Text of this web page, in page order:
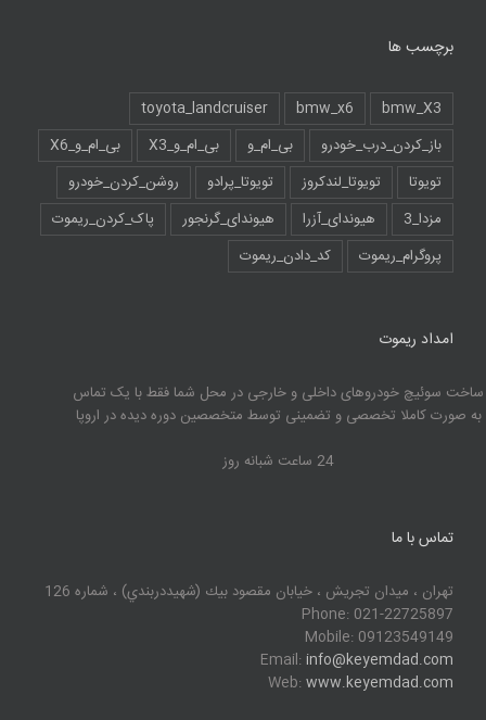
برچسب ها
bmw_X3
bmw_x6
toyota_landcruiser
باز_کردن_درب_خودرو
بی_ام_و بی_ام_و_X3
بی_ام_و_X6
تویوتا
تویوتا_لندکروز تویوتا_پرادو
روشن_کردن_خودرو
مزدا_3
هیوندای_آزرا هیوندای_گرنجور
پاک_کردن_ریموت
پروگرام_ریموت
کد_دادن_ریموت
امداد ریموت
ساخت سوئیچ خودروهای داخلی و خارجی در محل شما فقط با یک تماس
به صورت کاملا تخصصی و تضمینی توسط متخصصین دوره دیده در اروپا
24 ساعت شبانه روز
تماس با ما
تهران ، ميدان تجريش ، خيابان مقصود بيك (شهيددربندي) ، شماره 126
Phone: 021-22725897
Mobile: 09123549149
Email: info@keyemdad.com
Web: www.keyemdad.com